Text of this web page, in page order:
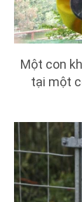
Một con
tại một